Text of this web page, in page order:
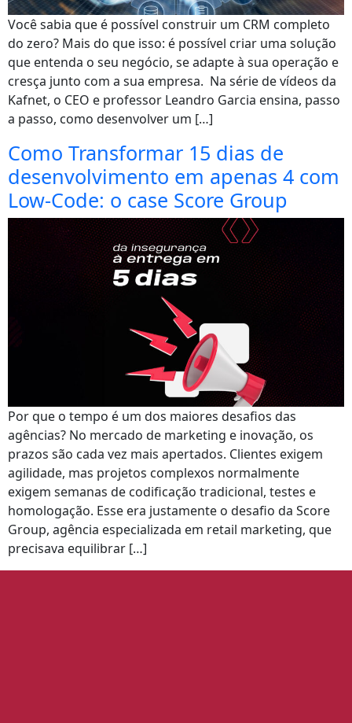
Você sabia que é possível construir um CRM completo
do zero? Mais do que isso: é possível criar uma solução
que entenda o seu negócio, se adapte à sua operação e
cresça junto com a sua empresa. Na série de vídeos da
Kafnet, o CEO e professor Leandro Garcia ensina, passo
a passo, como desenvolver um […]
Como Transformar 15 dias de
desenvolvimento em apenas 4 com
Low-Code: o case Score Group
Por que o tempo é um dos maiores desafios das
agências? No mercado de marketing e inovação, os
prazos são cada vez mais apertados. Clientes exigem
agilidade, mas projetos complexos normalmente
exigem semanas de codificação tradicional, testes e
homologação. Esse era justamente o desafio da Score
Group, agência especializada em retail marketing, que
precisava equilibrar […]